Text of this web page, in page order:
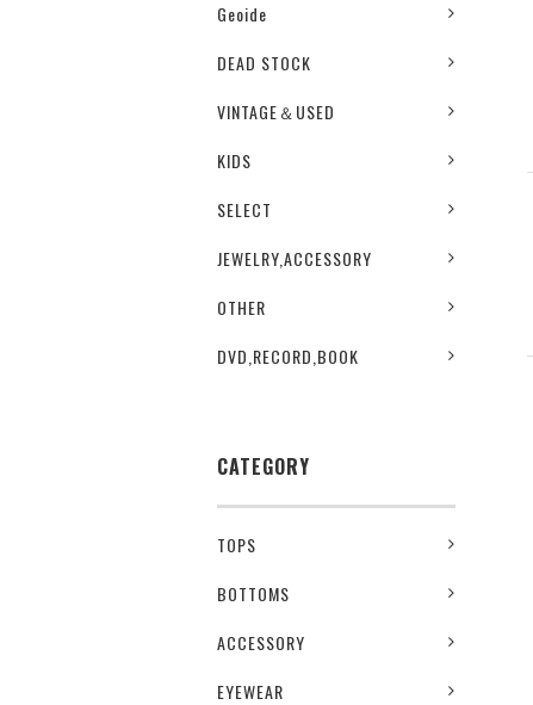
Geoide
DEAD STOCK
VINTAGE＆USED
KIDS
SELECT
JEWELRY,ACCESSORY
OTHER
DVD,RECORD,BOOK
CATEGORY
TOPS
BOTTOMS
ACCESSORY
EYEWEAR